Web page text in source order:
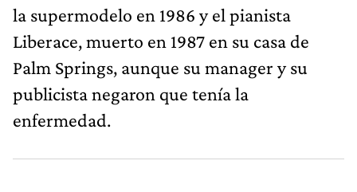
la supermodelo en 1986 y el pianista
Liberace, muerto en 1987 en su casa de
Palm Springs, aunque su manager y su
publicista negaron que tenía la
enfermedad.